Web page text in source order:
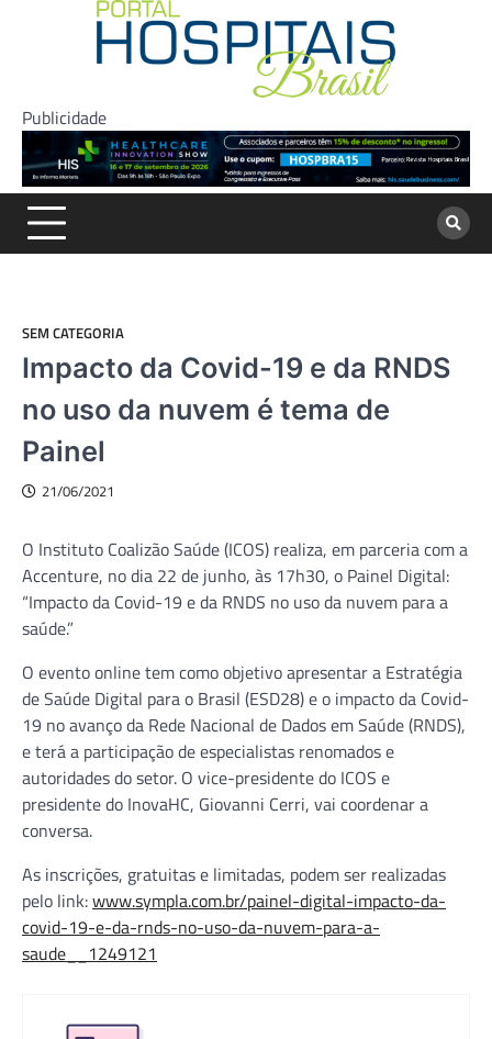
Publicidade
SEM CATEGORIA
Impacto da Covid-19 e da RNDS
no uso da nuvem é tema de
Painel
21/06/2021
O Instituto Coalizão Saúde (ICOS) realiza, em parceria com a
Accenture, no dia 22 de junho, às 17h30, o Painel Digital:
“Impacto da Covid-19 e da RNDS no uso da nuvem para a
saúde.”
O evento online tem como objetivo apresentar a Estratégia
de Saúde Digital para o Brasil (ESD28) e o impacto da Covid-
19 no avanço da Rede Nacional de Dados em Saúde (RNDS),
e terá a participação de especialistas renomados e
autoridades do setor. O vice-presidente do ICOS e
presidente do InovaHC, Giovanni Cerri, vai coordenar a
conversa.
As inscrições, gratuitas e limitadas, podem ser realizadas
pelo link:www.sympla.com.br/painel-digital-impacto-da-
covid-19-e-da-rnds-no-uso-da-nuvem-para-a-
saude__1249121